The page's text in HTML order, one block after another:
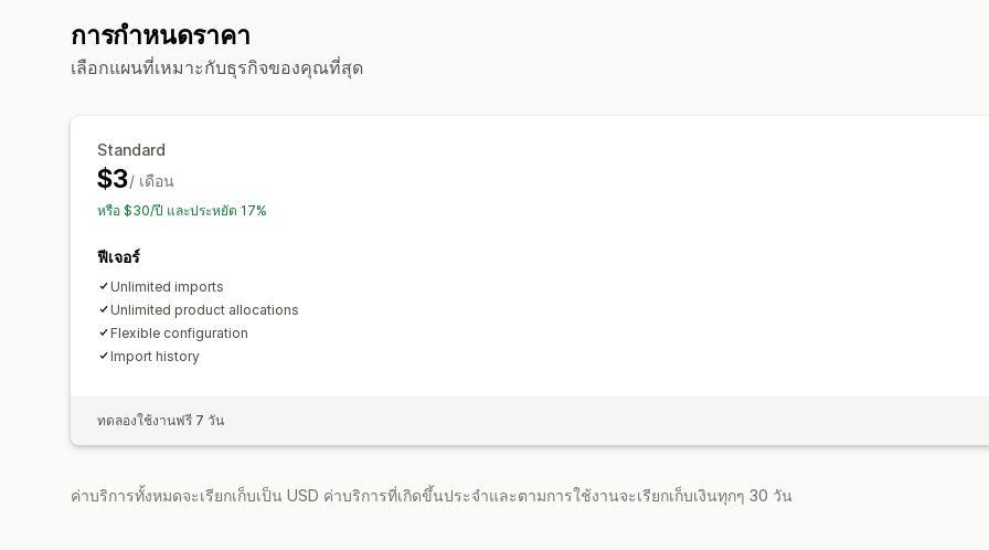
การกำหนดราคา
เลือกแผนที่เหมาะกับธุรกิจของคุณที่สุด
Standard
$3/ เดือน
หรือ $30/ปี และประหยัด 17%
ฟีเจอร์
Unlimited imports
Unlimited product allocations
Flexible configuration
Import history
ทดลองใช้งานฟรี 7 วัน
ค่าบริการทั้งหมดจะเรียกเก็บเป็น USD ค่าบริการที่เกิดขึ้นประจำและตามการใช้งานจะเรียกเก็บเงินทุกๆ 30 วัน